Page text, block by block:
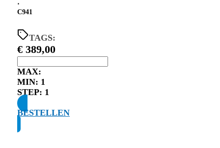
⋅
C941
TAGS:
€ 389,00
MAX:
MIN: 1
STEP: 1
BESTELLEN